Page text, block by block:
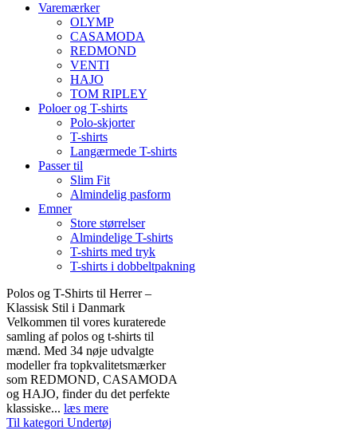
Varemærker
OLYMP
CASAMODA
REDMOND
VENTI
HAJO
TOM RIPLEY
Poloer og T-shirts
Polo-skjorter
T-shirts
Langærmede T-shirts
Passer til
Slim Fit
Almindelig pasform
Emner
Store størrelser
Almindelige T-shirts
T-shirts med tryk
T-shirts i dobbeltpakning
Polos og T-Shirts til Herrer –
Klassisk Stil i Danmark
Velkommen til vores kuraterede
samling af polos og t-shirts til
mænd. Med 34 nøje udvalgte
modeller fra topkvalitetsmærker
som REDMOND, CASAMODA
og HAJO, finder du det perfekte
klassiske... læs mere
Til kategori Undertøj